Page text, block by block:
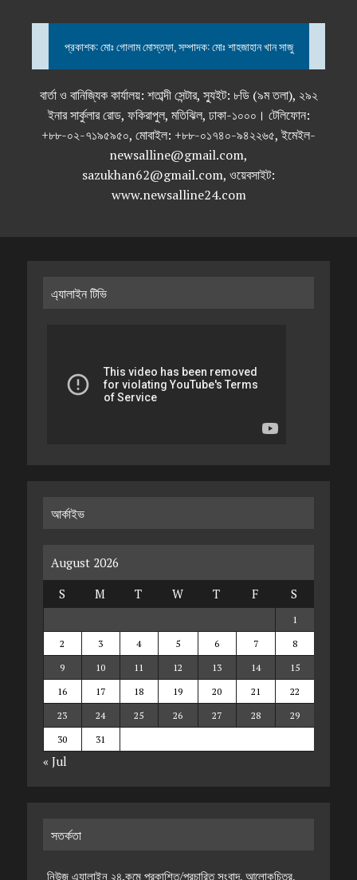
প্রকাশক: মোঃ গোলাম মোস্তফা, সম্পাদক: মোঃ শাহজাহান খান সাজু
বার্তা ও বানিজ্যিক কার্যালয়: শতাব্দী সেন্টার, স্যুইট: ৮ডি (৯ম তলা), ২৯২
ইনার সার্কুলার রোড, ফকিরাপুল, মতিঝিল, ঢাকা-১০০০। টেলিফোন:
+৮৮-০২-৭১৯৫৯৫০, মোবাইল: +৮৮-০১৭৪০-৯৪২২৬৫, ইমেইল-
newsalline@gmail.com,
sazukhan62@gmail.com, ওয়েবসাইট:
www.newsalline24.com
এ্যালাইন টিভি
আর্কাইভ
August 2026
S
M T W T F S
1
2
3 4 5 6 7
8
9
10 11 12 13 14
15
16
17 18 19 20 21
22
23
24 25 26 27 28
29
30
31
« Jul
সতর্কতা
নিউজ এ্যালাইন ২৪.কমে প্রকাশিত/প্রচারিত সংবাদ, আলোকচিত্র,